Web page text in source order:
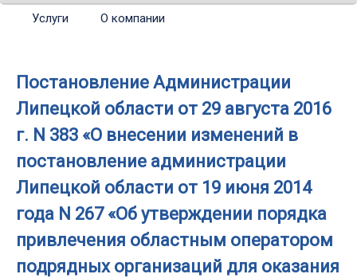
Услуги О компании
Постановление Администрации
Липецкой области от 29 августа 2016
г. N 383 «О внесении изменений в
постановление администрации
Липецкой области от 19 июня 2014
года N 267 «Об утверждении порядка
привлечения областным оператором
подрядных организаций для оказания